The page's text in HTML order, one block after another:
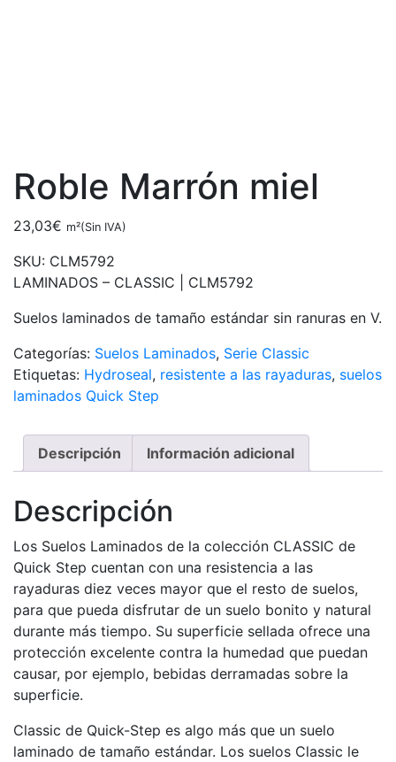
Roble Marrón miel
23,03€ m²(Sin IVA)
SKU: CLM5792
LAMINADOS – CLASSIC | CLM5792
Suelos laminados de tamaño estándar sin ranuras en V.
Categorías: Suelos Laminados, Serie Classic
Etiquetas: Hydroseal, resistente a las rayaduras, suelos
laminados Quick Step
Descripción Información adicional
Descripción
Los Suelos Laminados de la colección CLASSIC de
Quick Step cuentan con una resistencia a las
rayaduras diez veces mayor que el resto de suelos,
para que pueda disfrutar de un suelo bonito y natural
durante más tiempo. Su superficie sellada ofrece una
protección excelente contra la humedad que puedan
causar, por ejemplo, bebidas derramadas sobre la
superficie.
Classic de Quick-Step es algo más que un suelo
laminado de tamaño estándar. Los suelos Classic le